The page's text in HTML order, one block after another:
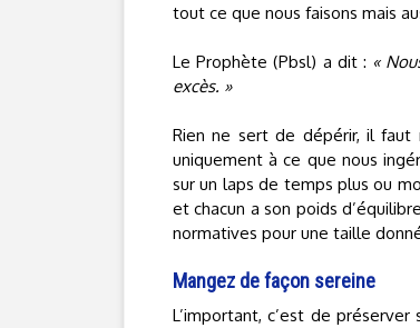
tout ce que nous faisons mais
Le Prophète (Pbsl) a dit : «
excès. »
Rien ne sert de dépérir, il faut
uniquement à ce que nous
sur un laps de temps plus ou
et chacun a son poids
normatives pour une taille
Mangez de façon sereine
L’important, c’est de